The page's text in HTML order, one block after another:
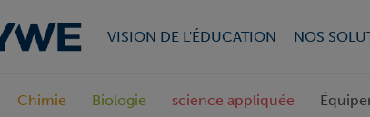
VISION DE L'ÉDUCATION NOS
Chimie Biologie science appliquée